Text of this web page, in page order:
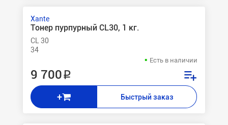
Xante
Тонер пурпурный CL30, 1 кг.
CL 30
34
Есть в наличии
9 700 ₽
+ Быстрый заказ